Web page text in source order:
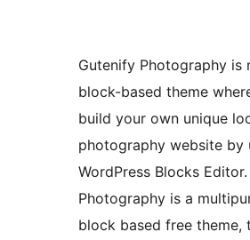
Gutenify Photography is
block-based theme
build your own unique
photography website by
WordPress Blocks
Photography is a
block based free theme,